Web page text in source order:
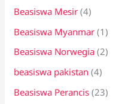
Beasiswa Mesir (4)
Beasiswa Myanmar (1)
Beasiswa Norwegia (2)
beasiswa pakistan (4)
Beasiswa Perancis (23)